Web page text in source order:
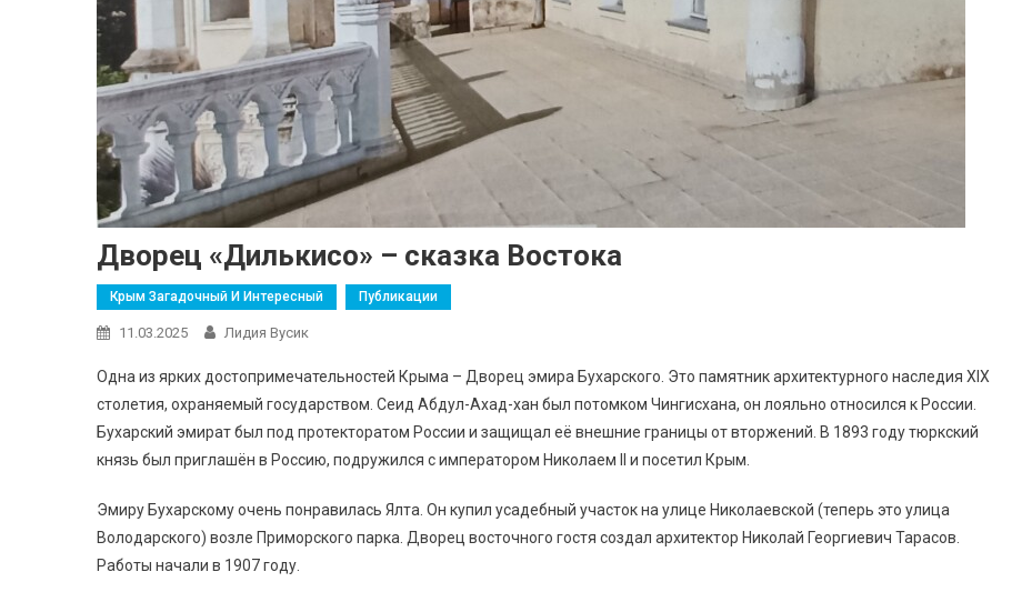
Дворец «Дилькисо» – сказка Востока
Крым Загадочный И Интересный Публикации
11.03.2025 Лидия Вусик
Одна из ярких достопримечательностей Крыма – Дворец эмира Бухарского. Это памятник архитектурного наследия XIX
столетия, охраняемый государством. Сеид Абдул-Ахад-хан был потомком Чингисхана, он лояльно относился к России.
Бухарский эмират был под протекторатом России и защищал её внешние границы от вторжений. В 1893 году тюркский
князь был приглашён в Россию, подружился с императором Николаем II и посетил Крым.
Эмиру Бухарскому очень понравилась Ялта. Он купил усадебный участок на улице Николаевской (теперь это улица
Володарского) возле Приморского парка. Дворец восточного гостя создал архитектор Николай Георгиевич Тарасов.
Работы начали в 1907 году.